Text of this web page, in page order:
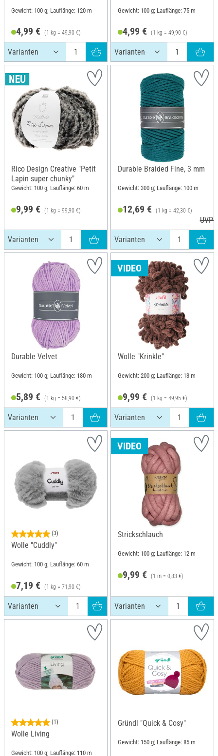
Gewicht: 100 g; Lauflänge: 120 m
4,99 € (1 kg = 49,90 €)
Gewicht: 100 g; Lauflänge: 75 m
4,99 € (1 kg = 49,90 €)
Rico Design Creative "Petit
Lapin super chunky"
Gewicht: 100 g; Lauflänge: 60 m
9,99 € (1 kg = 99,90 €)
Durable Braided Fine, 3 mm
Gewicht: 300 g; Lauflänge: 100 m
12,69 € (1 kg = 42,30 €)
UVP
Durable Velvet
Gewicht: 100 g; Lauflänge: 180 m
5,89 € (1 kg = 58,90 €)
VIDEO
Wolle "Krinkle"
Gewicht: 200 g; Lauflänge: 13 m
9,99 € (1 kg = 49,95 €)
(3)
Wolle "Cuddly"
Gewicht: 100 g; Lauflänge: 60 m
7,19 € (1 kg = 71,90 €)
VIDEO
Strickschlauch
Gewicht: 100 g; Lauflänge: 12 m
9,99 € (1 m = 0,83 €)
(1)
Wolle Living
Gewicht: 100 g; Lauflänge: 110 m
Gründl "Quick & Cosy"
Gewicht: 150 g; Lauflänge: 85 m